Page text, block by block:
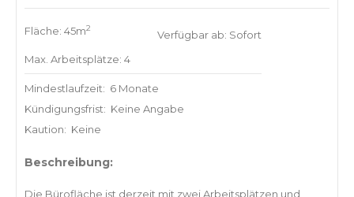
Fläche: 45m2
Max. Arbeitsplätze: 4
Verfügbar ab: Sofort
Mindestlaufzeit: 6 Monate
Kündigungsfrist: Keine Angabe
Kaution: Keine
Beschreibung:
Die Bürofläche ist derzeit mit zwei Arbeitsplätzen und